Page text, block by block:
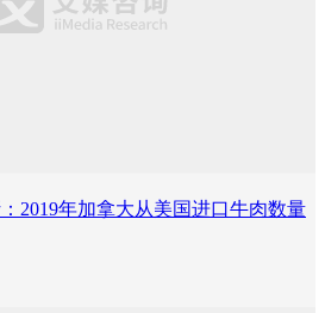
2019年加拿大从美国进口牛肉数量